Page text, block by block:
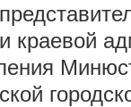
краевой